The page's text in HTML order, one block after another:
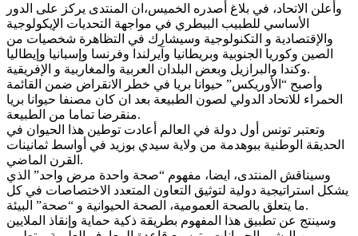
وأعلن الاتحاد، في بلاغ أصدره الخميس،ان المنتدى يركز على الدور
الأساسي للطبيب البيطري في مواجهة التحديات الإيكولوجية
والإقتصادية و التكنولوجية وسيشارك في التظاهرة شخصيات من
الصين وكوريا الجنوبية وبريطانيا وآيرلندا وفرنسا وإسبانيا وإيطاليا
وكندا والبرازيل وبعض البلدان العربية والمغاربية و الإفريقية.
وأصبح “الأوريكس” حيوانا بريا في خطر الانقراض ضمن القائمة
الحمراء للاتحاد الدولي لصون الطبيعة بعد ان كان مصنفا حيوانا بريا
منقرضا تماما من الطبيعة.
وتعتبر تونس أول دولة في العالم أعادت توطين هذا الحيوان في
الحديقة الوطنية ببوهدمة من ولاية سيدي بوزيد في أواسط ثمانينات
القرن الماضي.
وسيناقش المنتدى، ايضا، مفهوم “صحة واحدة مرض واحد” الذي
يشكل استراتيجية دولية لتوثيق التعاون المتعدد الاختصاصات في كل
ما يتعلق بالصحة العمومية، الصحة الحيوانية و “صحة” البيئة.
وسينتج عن تطبيق هذا المفهوم بطريقة ذكية حماية وإنقاذ الملايين